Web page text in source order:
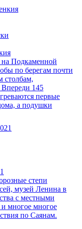
на Подкаменной
по берегам почти
145
первые
а подушки
степи
музей Ленина в
с местными
и многое многое
по Саянам.